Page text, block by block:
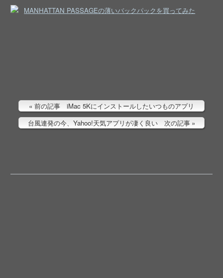
MANHATTAN PASSAGEの薄いバックパックを買ってみた
前の記事 iMac 5Kにインストールしたいつものアプリ
台風連発の今、Yahoo!天気アプリが凄く良い 次の記事